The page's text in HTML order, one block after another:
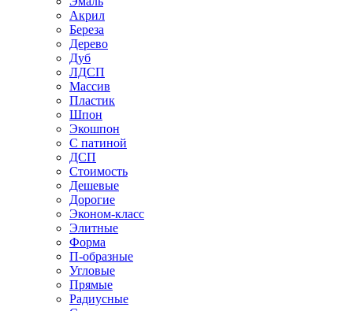
Акрил
Береза
Дерево
Дуб
ЛДСП
Массив
Пластик
Шпон
Экошпон
С патиной
ДСП
Стоимость
Дешевые
Дорогие
Эконом-класс
Элитные
Форма
П-образные
Угловые
Прямые
Радиусные